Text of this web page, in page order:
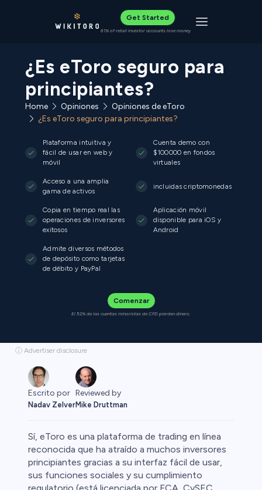
Get Started
61% of retail investor accounts lose money Toggle
¿Es eToro seguro para
principiantes?
Home Opiniones
Opiniones de eToro
¿Es eToro seguro para principiantes?
Plataforma intuitiva y
fácil de usar en web y
móvil
Cuenta demo con
$100000 en fondos
virtuales
Acceso a una amplia
gama de activos
incluidas criptomonedas
Copia en tiempo real las
operaciones de inversores
exitosos
Aplicación móvil
disponible para iOS y
Android
Admite diversos métodos
de depósito como tarjetas
de débito y PayPal
Comenzar
El 52% de las cuentas minoristas de CFD pierden dinero.
ⓘ Advertiser disclosure
Escrito por
Nadav Zelver
Reviewed by
Mike Druttman
Sí, eToro es una plataforma de trading en línea
reconocida que ha atraído a muchos inversores
principiantes gracias a su interfaz fácil de usar,
sus funciones sociales y su cumplimiento